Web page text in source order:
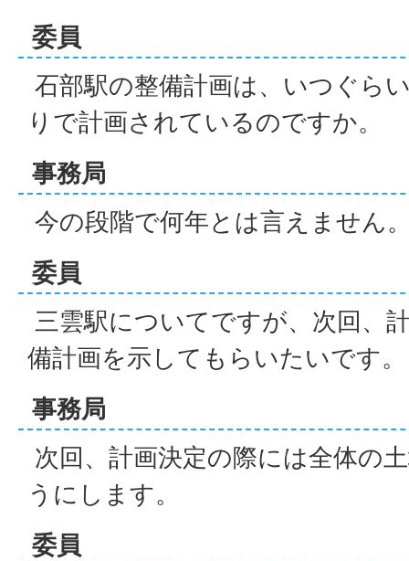
委員
石部駅の整備計画は、いつぐら
りで計画されているのですか。
事務局
今の段階で何年とは言えません
委員
三雲駅についてですが、次回、
備計画を示してもらいたいです。
事務局
次回、計画決定の際には全体の
うにします。
委員